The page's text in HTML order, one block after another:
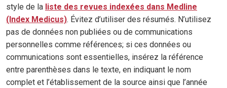
style de la liste des revues indexées dans Medline
(Index Medicus). Évitez d’utiliser des résumés. N’utilisez
pas de données non publiées ou de communications
personnelles comme références; si ces données ou
communications sont essentielles, insérez la référence
entre parenthèses dans le texte, en indiquant le nom
complet et l’établissement de la source ainsi que l’année